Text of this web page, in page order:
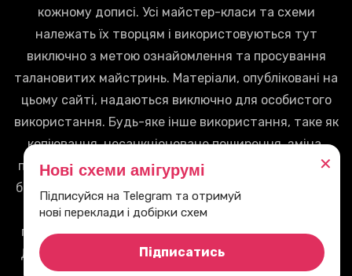
кожному дописі. Усі майстер-класи та схеми
належать їх творцям і використовуються тут
виключно з метою ознайомлення та просування
талановитих майстринь. Матеріали, опубліковані на
цьому сайті, надаються виключно для особистого
використання. Будь-яке інше використання, таке як
копіювання, несанкціоноване поширення, зміна,
перепродаж чи будь-яка інша форма використання
без письмового дозволу власників авторських прав,
заборонено. Ми пильно стежимо за дотриманням
правил і віримо у взаємне повагу до творчої праці.
Дякуємо за розуміння та повагу до правил нашого
✕
Нові схеми амігурумі
Підписуйся на Telegram та отримуй
нові переклади і добірки схем
Підписатись